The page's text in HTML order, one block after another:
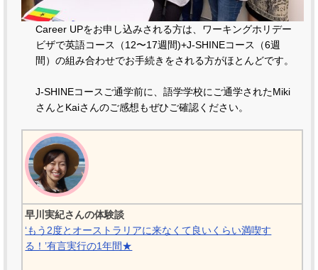
Career UPをお申し込みされる方は、ワーキングホリデー
ビザで英語コース（12〜17週間)+J-SHINEコース（6週
間）の組み合わせでお手続きをされる方がほとんどです。
J-SHINEコースご通学前に、語学学校にご通学されたMiki
さんとKaiさんのご感想もぜひご確認ください。
早川実紀さんの体験談
‘もう2度とオーストラリアに来なくて良いくらい満喫す
る！’有言実行の1年間★